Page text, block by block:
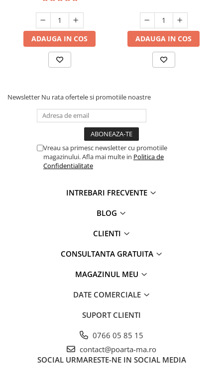
ADAUGA IN COS ADAUGA IN COS
Newsletter Nu rata ofertele si promotiile noastre
Vreau sa primesc newsletter cu promotiile
magazinului. Afla mai multe in Politica de
Confidentialitate
INTREBARI FRECVENTE
BLOG
CLIENTI
CONSULTANTA GRATUITA
MAGAZINUL MEU
DATE COMERCIALE
SUPORT CLIENTI
0766 05 85 15
contact@poarta-ma.ro
SOCIAL URMARESTE-NE IN SOCIAL MEDIA